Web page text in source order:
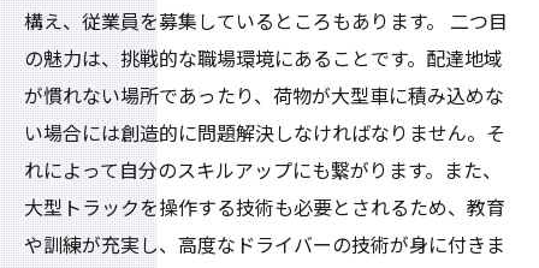
構え、従業員を募集しているところもあります。 二つ目
の魅力は、挑戦的な職場環境にあることです。配達地域
が慣れない場所であったり、荷物が大型車に積み込めな
い場合には創造的に問題解決しなければなりません。そ
れによって自分のスキルアップにも繋がります。また、
大型トラックを操作する技術も必要とされるため、教育
や訓練が充実し、高度なドライバーの技術が身に付きま